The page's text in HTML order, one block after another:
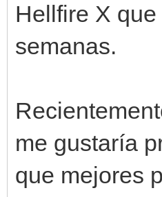
Hellfire X
semanas.
me gustaría
que mejores